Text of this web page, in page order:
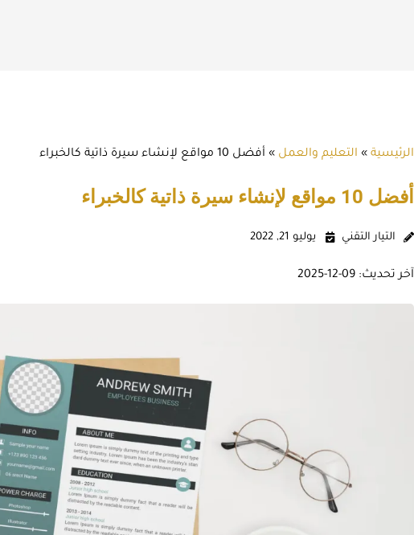
الرئيسية » التعليم والعمل » أفضل 10 مواقع لإنشاء سيرة ذاتية كالخبراء
أفضل 10 مواقع لإنشاء سيرة ذاتية كالخبراء
التيار التقني يوليو 21, 2022
آخر تحديث: 09-12-2025